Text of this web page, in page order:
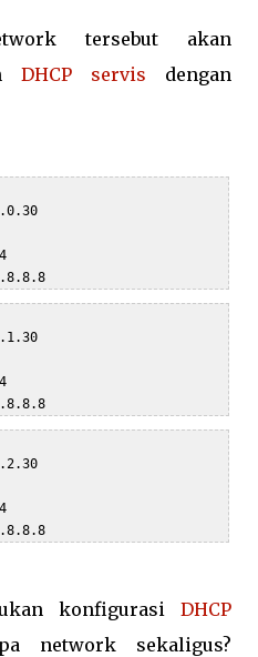
tersebut akan
DHCP servis dengan
konfigurasi DHCP
network sekaligus?